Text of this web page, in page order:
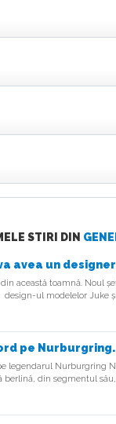
STIRI DIN
avea un
această toamnă. Noul
design-ul modelelor Juke
pe
legendarul
berlină, din segmentul